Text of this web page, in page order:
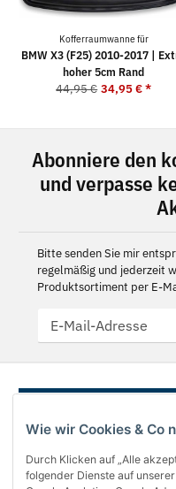
Wie wir Cookies & Co
Durch Klicken auf „Alle
folgender Dienste auf
Kofferraumwanne für
BMW X3 (F25) 2010-2017 |
hoher 5cm Rand
44,95 € 34,95 €*
Abonniere den
und verpasse
Bitte senden Sie mir
regelmäßig und jederzeit
Produktsortiment per E-